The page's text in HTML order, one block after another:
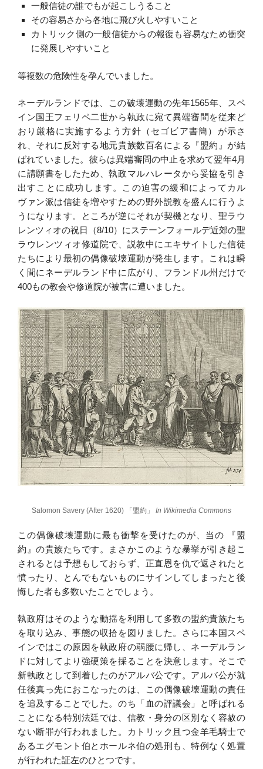
一般信徒の誰でもが起こしうること
その容易さから各地に飛び火しやすいこと
カトリック側の一般信徒からの報復も容易なため衝突
に発展しやすいこと
等複数の危険性を孕んでいました。
ネーデルランドでは、この破壊運動の先年1565年、スペ
イン国王フェリペ二世から執政に宛て異端審問を従来ど
おり厳格に実施するよう方針（セゴビア書簡）が示さ
れ、それに反対する地元貴族数百名による『盟約』が結
ばれていました。彼らは異端審問の中止を求めて翌年4月
に請願書をしたため、執政マルハレータから妥協を引き
出すことに成功します。この迫害の緩和によってカル
ヴァン派は信徒を増やすための野外説教を盛んに行うよ
うになります。ところが逆にそれが契機となり、聖ラウ
レンツィオの祝日（8/10）にステーンフォールデ近郊の聖
ラウレンツィオ修道院で、説教中にエキサイトした信徒
たちにより最初の偶像破壊運動が発生します。これは瞬
く間にネーデルランド中に広がり、フランドル州だけで
400もの教会や修道院が被害に遭いました。
Salomon Savery (After 1620) 「盟約」 In Wikimedia Commons
この偶像破壊運動に最も衝撃を受けたのが、当の 『盟
約』の貴族たちです。まさかこのような暴挙が引き起こ
されるとは予想もしておらず、正直恩を仇で返されたと
憤ったり、とんでもないものにサインしてしまったと後
悔した者も多数いたことでしょう。
執政府はそのような動揺を利用して多数の盟約貴族たち
を取り込み、事態の収拾を図りました。さらに本国スペ
インではこの原因を執政府の弱腰に帰し、ネーデルラン
ドに対してより強硬策を採ることを決意します。そこで
新執政として到着したのがアルバ公です。アルバ公が就
任後真っ先におこなったのは、この偶像破壊運動の責任
を追及することでした。のち「血の評議会」と呼ばれる
ことになる特別法廷では、信教・身分の区別なく容赦の
ない断罪が行われました。カトリック且つ金羊毛騎士で
あるエグモント伯とホールネ伯の処刑も、特例なく処置
が行われた証左のひとつです。